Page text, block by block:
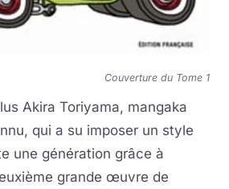
Couverture du Tome 1
Akira Toriyama, mangaka
qui a su imposer un style
une génération grâce à
grande œuvre de